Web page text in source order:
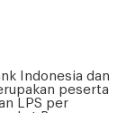
Indonesia dan
peserta
LPS per